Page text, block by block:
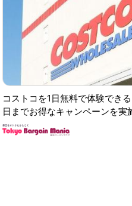
コストコを1日無料で体験でき
日までお得なキャンペーンを実